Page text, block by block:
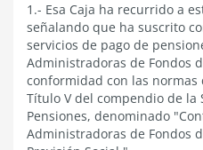
1.- Esa Caja ha recurrido a
señalando que ha suscrito
servicios de pago de
Administradoras de Fondos
conformidad con las normas
Título V del compendio de la
Pensiones, denominado
Administradoras de Fondos